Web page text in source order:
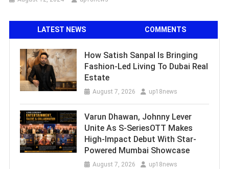
LATEST NEWS COMMENTS
How Satish Sanpal Is Bringing
Fashion-Led Living To Dubai Real
Estate
August 7, 2026 up18news
Varun Dhawan, Johnny Lever
Unite As S-SeriesOTT Makes
High-Impact Debut With Star-
Powered Mumbai Showcase
August 7, 2026 up18news